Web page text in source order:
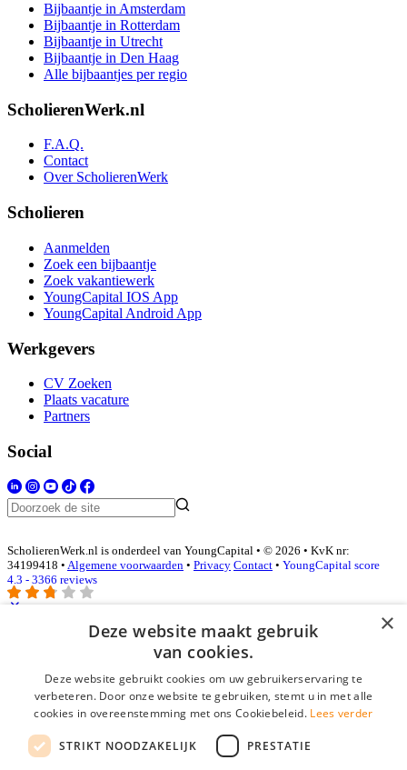
Bijbaantje in Amsterdam
Bijbaantje in Rotterdam
Bijbaantje in Utrecht
Bijbaantje in Den Haag
Alle bijbaantjes per regio
ScholierenWerk.nl
F.A.Q.
Contact
Over ScholierenWerk
Scholieren
Aanmelden
Zoek een bijbaantje
Zoek vakantiewerk
YoungCapital IOS App
YoungCapital Android App
Werkgevers
CV Zoeken
Plaats vacature
Partners
Social
ScholierenWerk.nl is onderdeel van YoungCapital • © 2026 • KvK nr:
34199418 • Algemene voorwaarden • Privacy Contact • YoungCapital score
4.3 - 3366 reviews
E-mail*
Wachtwoord
login gegevens onthouden
×
Deze website maakt gebruik
van cookies.
Deze website gebruikt cookies om uw gebruikerservaring te
verbeteren. Door onze website te gebruiken, stemt u in met alle
cookies in overeenstemming met ons Cookiebeleid. Lees verder
STRIKT NOODZAKELIJK PRESTATIE